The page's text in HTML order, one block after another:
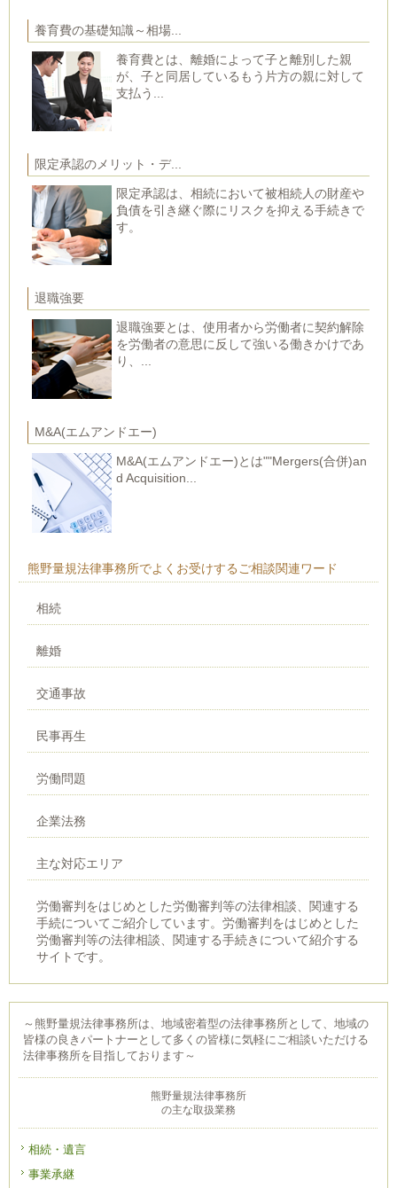
～熊野量規法律事務所は、地域密着型の法律事務所として、地域の
皆様の良きパートナーとして多くの皆様に気軽にご相談いただける
法律事務所を目指しております～
熊野量規法律事務所
の主な取扱業務
相続・遺言
事業承継
養育費の基礎知識～相場...
養育費とは、離婚によって子と離別した親
が、子と同居しているもう片方の親に対して
支払う...
限定承認のメリット・デ...
限定承認は、相続において被相続人の財産や
負債を引き継ぐ際にリスクを抑える手続きで
す。
退職強要
退職強要とは、使用者から労働者に契約解除
を労働者の意思に反して強いる働きかけであ
り、...
M&A(エムアンドエー)
M&A(エムアンドエー)とは""Mergers(合併)an
d Acquisition...
熊野量規法律事務所でよくお受けするご相談関連ワード
相続
離婚
交通事故
民事再生
労働問題
企業法務
主な対応エリア
労働審判をはじめとした労働審判等の法律相談、関連する
手続についてご紹介しています。労働審判をはじめとした
労働審判等の法律相談、関連する手続きについて紹介する
サイトです。